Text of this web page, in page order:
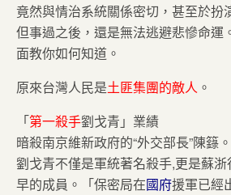
竟然與情治系統關係密切，甚至於扮
但事過之後，還是無法逃避悲慘命運
面教你如何知道。
原來台灣人民是土匪集團的敵人 。
「第一殺手劉戈青」業績
暗殺南京維新政府的“外交部長”陳籙。
劉戈青不僅是軍統著名殺手,更是蘇
早的成員。「保密局在國府援軍已經